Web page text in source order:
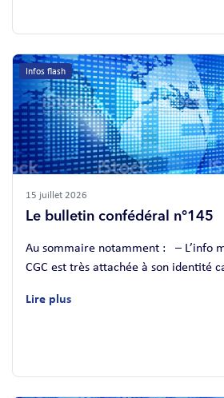
Infos flash
15 juillet 2026
Le bulletin confédéral n°145
Au sommaire notamment : – L’info
CGC est très attachée à son identité
Lire plus